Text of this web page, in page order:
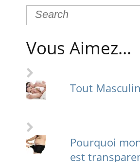
Vous Aimez…
Tout Masculin
Pourquoi
est